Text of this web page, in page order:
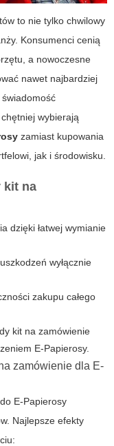
to nie tylko chwilowy
Konsumenci cenią
a nowoczesne
nawet najbardziej
wybierają
zamiast kupowania
jak i środowisku.
kit na
dzięki łatwej wymianie
wyłącznie
zakupu całego
kit na zamówienie
E-Papierosy.
zamówienie dla E-
do E-Papierosy
Najlepsze efekty